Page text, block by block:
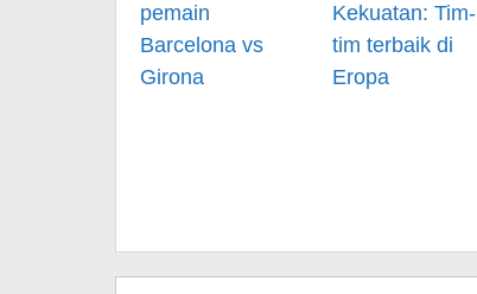
pemain
Barcelona vs
Girona
Kekuatan: Tim-
tim terbaik di
Eropa